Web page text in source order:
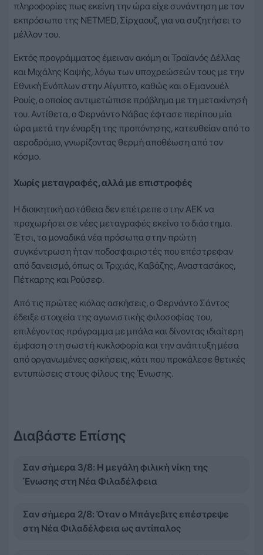
πληροφορίες πως εκείνη την ώρα είχε συνάντηση με τον
εκπρόσωπο της NETMED, Σίρχαουζ, για να συζητήσει το
μέλλον του.
Εκτός προγράμματος έμειναν ακόμη οι Τραϊανός Δέλλας
και Μιχάλης Καψής, λόγω των υποχρεώσεών τους με την
Εθνική Ενόπλων στην Αίγυπτο, καθώς και ο Εμανουέλ
Ρουίς, ο οποίος αντιμετώπισε πρόβλημα με τη μετακίνησή
του. Αντίθετα, ο Φερνάντο Νάβας έφτασε περίπου μία
ώρα μετά την έναρξη της προπόνησης, κατευθείαν από το
αεροδρόμιο, γνωρίζοντας θερμή αποθέωση από τον
κόσμο.
Χωρίς μεταγραφές, αλλά με επιστροφές
Η διοικητική αστάθεια δεν επέτρεπε στην ΑΕΚ να
προχωρήσει σε νέες μεταγραφές εκείνο το διάστημα.
Έτσι, τα μοναδικά νέα πρόσωπα στην πρώτη
συγκέντρωση ήταν ποδοσφαιριστές που επέστρεφαν
από δανεισμό, όπως οι Τριχιάς, Καβάζης, Αναστασάκος,
Πέτκαρης και Ρούσεφ.
Από τις πρώτες κιόλας ασκήσεις, ο Φερνάντο Σάντος
έδειξε στοιχεία της αγωνιστικής φιλοσοφίας του,
επιλέγοντας πρόγραμμα με μπάλα και δίνοντας ιδιαίτερη
έμφαση στη σωστή κυκλοφορία και την ανάπτυξη μέσα
από οργανωμένες ασκήσεις, κάτι που προκάλεσε θετικές
εντυπώσεις στους φίλους της Ένωσης.
Διαβάστε Επίσης
Σαν σήμερα 3/8: Η μεγάλη φιλική νίκη της
Ένωσης στη Νέα Φιλαδέλφεια
Σαν σήμερα 2/8: Όταν ο Μπάγεβιτς επέστρεψε
στη Νέα Φιλαδέλφεια ως αντίπαλος